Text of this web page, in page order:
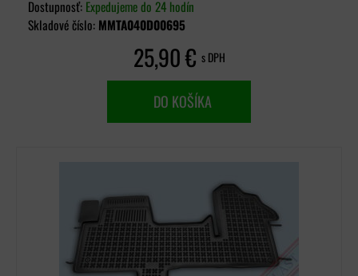
Dostupnosť: Expedujeme do 24 hodín
Skladové číslo: MMTA040D00695
25,90 € s DPH
DO KOŠÍKA